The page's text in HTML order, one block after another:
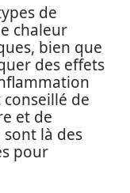
de
chaleur
bien que
des effets
de
et de
sont là des
pour